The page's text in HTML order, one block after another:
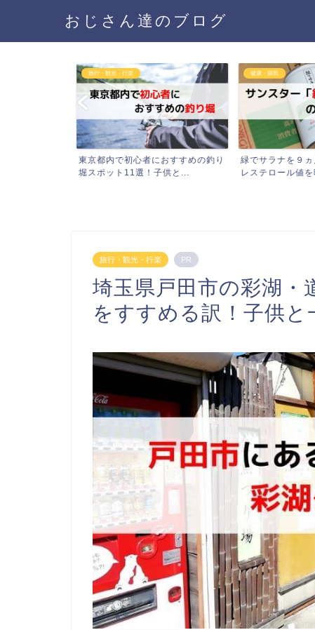
おじさん達のブログ
旅行・観光・行楽
東京都内で初心者におすすめの釣り
堀スポット11選！子供と...
健康・病気
緑でサラナを９ヵ
レステロール値を
旅行・観光・行楽 PR
埼玉県戸田市の彩湖・
をすすめる訳！子供と